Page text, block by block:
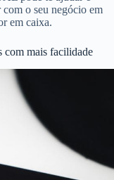
o seu negócio em
em caixa.
com mais facilidade